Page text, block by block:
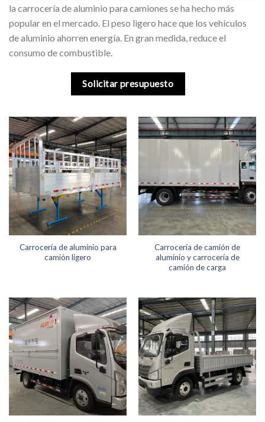
la carrocería de aluminio para camiones se ha hecho más
popular en el mercado. El peso ligero hace que los vehículos
de aluminio ahorren energía. En gran medida, reduce el
consumo de combustible.
Solicitar presupuesto
Carrocería de aluminio para
camión ligero
Carrocería de camión de
aluminio y carrocería de
camión de carga